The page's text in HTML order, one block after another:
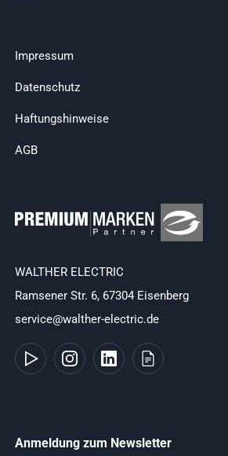
Impressum
Datenschutz
Haftungshinweise
AGB
WALTHER ELECTRIC
Ramsener Str. 6, 67304 Eisenberg
service@walther-electric.de
Anmeldung zum Newsletter